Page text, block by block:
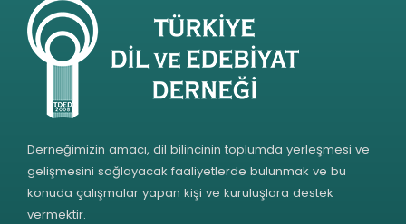
Derneğimizin amacı, dil bilincinin toplumda yerleşmesi ve
gelişmesini sağlayacak faaliyetlerde bulunmak ve bu
konuda çalışmalar yapan kişi ve kuruluşlara destek
vermektir.